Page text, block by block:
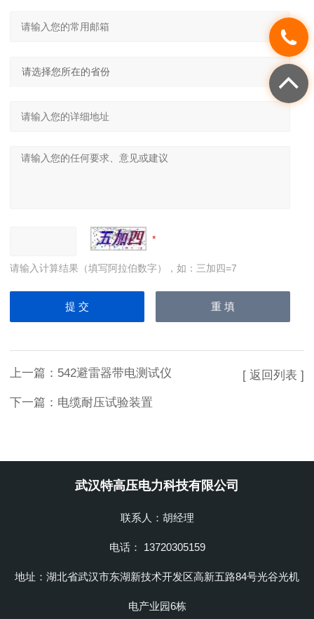
请输入计算结果（填写阿拉伯数字），如：三加四=7
上一篇： 542避雷器带电测试仪
下一篇： 电缆耐压试验装置
[ 返回列表 ]
武汉特高压电力科技有限公司
联系人：胡经理
电话： 13720305159
地址：湖北省武汉市东湖新技术开发区高新五路84号光谷光机
电产业园6栋